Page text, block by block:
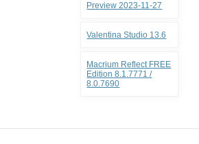
Preview 2023-11-27
Valentina Studio 13.6
Macrium Reflect FREE
Edition 8.1.7771 /
8.0.7690